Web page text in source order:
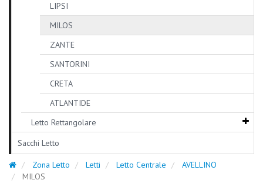
LIPSI
MILOS
ZANTE
SANTORINI
CRETA
ATLANTIDE
Letto Rettangolare
Sacchi Letto
Zona Letto Letti Letto Centrale
AVELLINO
MILOS